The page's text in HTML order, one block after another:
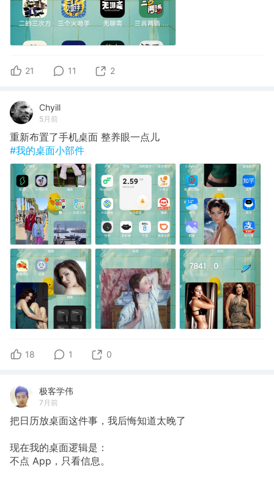
21 11 2
Chyill
5月前
重新布置了手机桌面 整养眼一点儿
#我的桌面小部件
18 1 0
极客学伟
7月前
把日历放桌面这件事，我后悔知道太晚了
现在我的桌面逻辑是：
不点 App，只看信息。